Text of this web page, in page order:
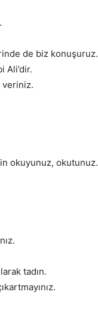
de biz konuşuruz.
Ali’dir.
veriniz.
okuyunuz, okutunuz.
tadın.